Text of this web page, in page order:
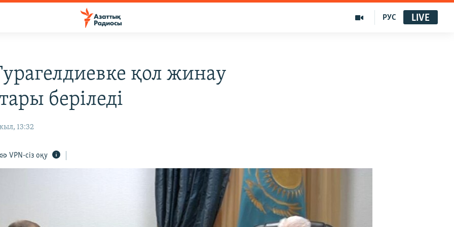
РУС LIVE
қол жинау
беріледі
13:32
VPN-сіз оқу